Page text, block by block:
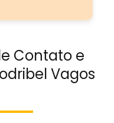
Contato e
Vagos